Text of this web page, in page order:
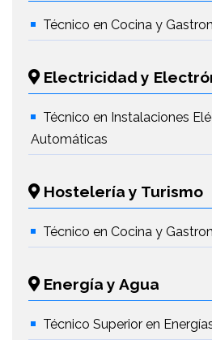
Técnico en Cocina y
Electricidad y
Técnico en Instalaciones
Automáticas
Hostelería y Turismo
Técnico en Cocina y
Energía y Agua
Técnico Superior en